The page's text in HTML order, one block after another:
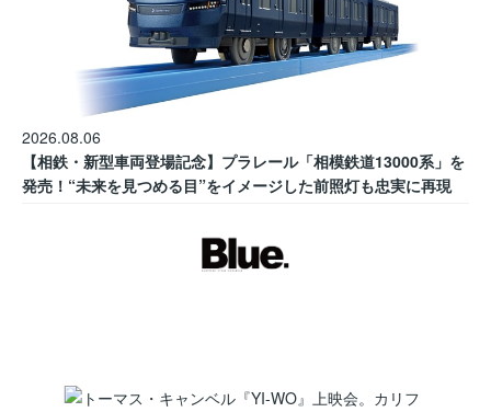
2026.08.06
【相鉄・新型車両登場記念】プラレール「相模鉄道13000系」を
発売！“未来を見つめる目”をイメージした前照灯も忠実に再現